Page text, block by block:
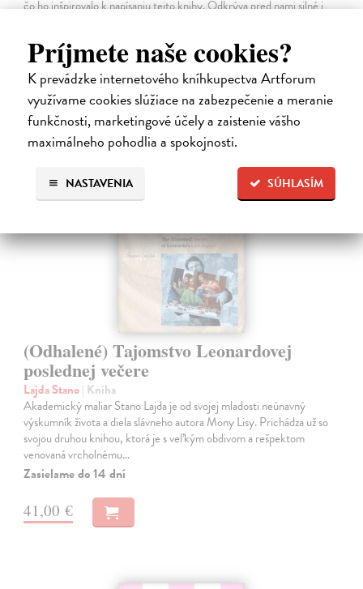
Príjmete naše cookies?
K prevádzke internetového kníhkupectva Artforum
využívame cookies slúžiace na zabezpečenie a meranie
funkčnosti, marketingové účely a zaistenie vášho
maximálneho pohodlia a spokojnosti.
SÚHLASÍM
NASTAVENIA
čo ho inšpirovalo k napísaniu tejto knihy. Odkrýva pred nami silné i
Na sklade
31,92 €
39,90 € ?
(Odhalené) Tajomstvo Leonardovej
poslednej večere
Lajda Stano| Kniha
Akademický maliar Stano Lajda je od svojej mladosti neúnavný
výskumník života a diela slávneho autora Mony Lisy. Prichádza už so
svojou druhou knihou, ktorá je s veľkým obdivom a rešpektom
venovaná vrcholnému…
Zasielame do 14 dní
41,00 €